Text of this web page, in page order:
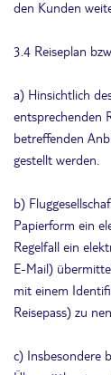
den Kunden
3.4 Reiseplan
a) Hinsichtlich
entsprechenden
betreffenden
gestellt werden.
b)
Papierform ein
Regelfall ein
E-Mail)
mit einem
Reisepass) zu
c) Insbesondere